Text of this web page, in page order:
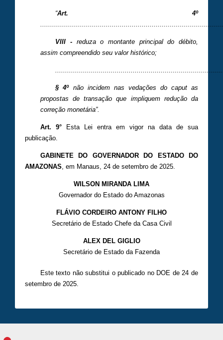
“Art. 4º
VIII - reduza o montante principal do débito,
assim compreendido seu valor histórico;
§ 4ºnão incidem nas vedações do caput as
propostas de transação que impliquem redução da
correção monetária”.
Art. 9°Esta Lei entra em vigor na data de sua
publicação.
GABINETE DO GOVERNADOR DO ESTADO DO
AMAZONAS , em Manaus, 24 de setembro de 2025.
WILSON MIRANDA LIMA
Governador do Estado do Amazonas
FLÁVIO CORDEIRO ANTONY FILHO
Secretário de Estado Chefe da Casa Civil
ALEX DEL GIGLIO
Secretário de Estado da Fazenda
Este texto não substitui o publicado no DOE de 24 de
setembro de 2025.